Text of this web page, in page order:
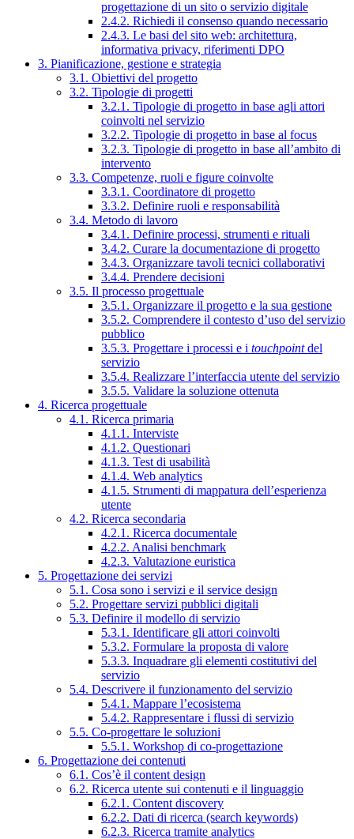
progettazione di un sito o servizio digitale
2.4.2. Richiedi il consenso quando necessario
2.4.3. Le basi del sito web: architettura,
informativa privacy, riferimenti DPO
3. Pianificazione, gestione e strategia
3.1. Obiettivi del progetto
3.2. Tipologie di progetti
3.2.1. Tipologie di progetto in base agli attori
coinvolti nel servizio
3.2.2. Tipologie di progetto in base al focus
3.2.3. Tipologie di progetto in base all’ambito di
intervento
3.3. Competenze, ruoli e figure coinvolte
3.3.1. Coordinatore di progetto
3.3.2. Definire ruoli e responsabilità
3.4. Metodo di lavoro
3.4.1. Definire processi, strumenti e rituali
3.4.2. Curare la documentazione di progetto
3.4.3. Organizzare tavoli tecnici collaborativi
3.4.4. Prendere decisioni
3.5. Il processo progettuale
3.5.1. Organizzare il progetto e la sua gestione
3.5.2. Comprendere il contesto d’uso del servizio
pubblico
3.5.3. Progettare i processi e i touchpointdel
servizio
3.5.4. Realizzare l’interfaccia utente del servizio
3.5.5. Validare la soluzione ottenuta
4. Ricerca progettuale
4.1. Ricerca primaria
4.1.1. Interviste
4.1.2. Questionari
4.1.3. Test di usabilità
4.1.4. Web analytics
4.1.5. Strumenti di mappatura dell’esperienza
utente
4.2. Ricerca secondaria
4.2.1. Ricerca documentale
4.2.2. Analisi benchmark
4.2.3. Valutazione euristica
5. Progettazione dei servizi
5.1. Cosa sono i servizi e il service design
5.2. Progettare servizi pubblici digitali
5.3. Definire il modello di servizio
5.3.1. Identificare gli attori coinvolti
5.3.2. Formulare la proposta di valore
5.3.3. Inquadrare gli elementi costitutivi del
servizio
5.4. Descrivere il funzionamento del servizio
5.4.1. Mappare l’ecosistema
5.4.2. Rappresentare i flussi di servizio
5.5. Co-progettare le soluzioni
5.5.1. Workshop di co-progettazione
6. Progettazione dei contenuti
6.1. Cos’è il content design
6.2. Ricerca utente sui contenuti e il linguaggio
6.2.1. Content discovery
6.2.2. Dati di ricerca (search keywords)
6.2.3. Ricerca tramite analytics